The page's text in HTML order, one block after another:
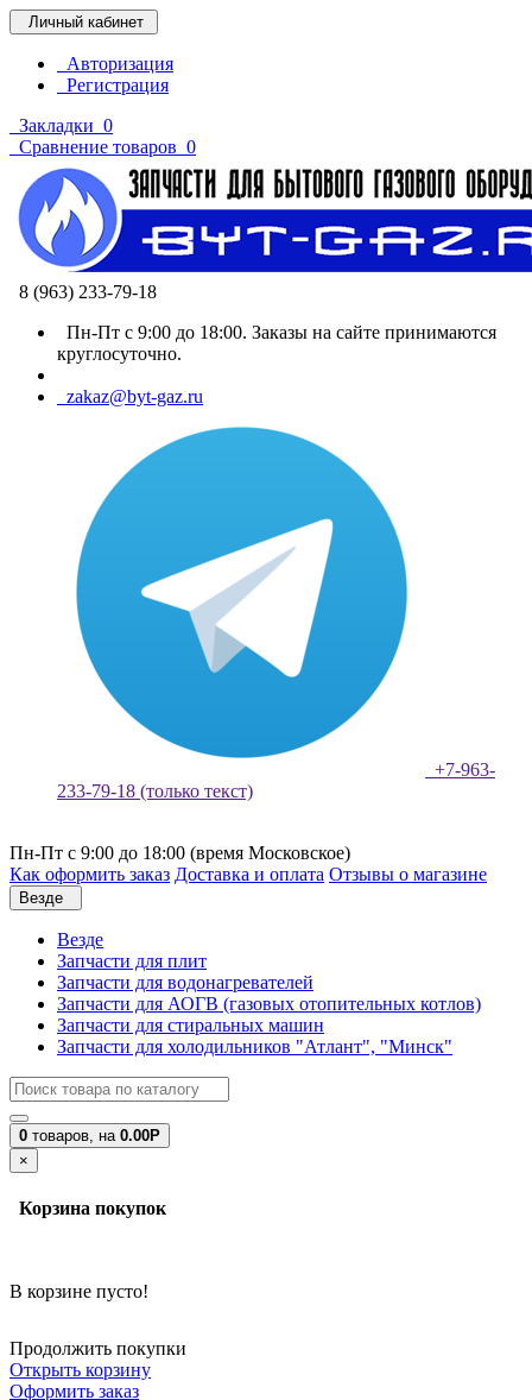
Личный кабинет
Авторизация
Регистрация
Закладки 0
Сравнение товаров 0
8 (963) 233-79-18
Пн-Пт с 9:00 до 18:00. Заказы на сайте принимаются
круглосуточно.
zakaz@byt-gaz.ru
+7-963-
233-79-18 (только текст)
Пн-Пт с 9:00 до 18:00 (время Московское)
Как оформить заказ Доставка и оплата Отзывы о магазине
Везде
Везде
Запчасти для плит
Запчасти для водонагревателей
Запчасти для АОГВ (газовых отопительных котлов)
Запчасти для стиральных машин
Запчасти для холодильников "Атлант", "Минск"
0 товаров, на 0.00Р
×
Корзина покупок
В корзине пусто!
Продолжить покупки
Открыть корзину
Оформить заказ